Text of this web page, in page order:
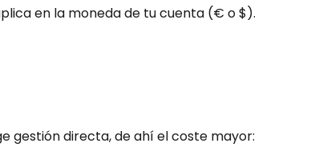
en la moneda de tu cuenta (€ o $).
gestión directa, de ahí el coste mayor: